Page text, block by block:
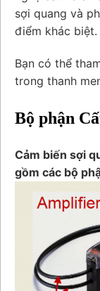
sợi quang và
điểm khác biệt.
Bạn có thể
trong thanh
Bộ phận
Cảm biến sợi
gồm các bộ